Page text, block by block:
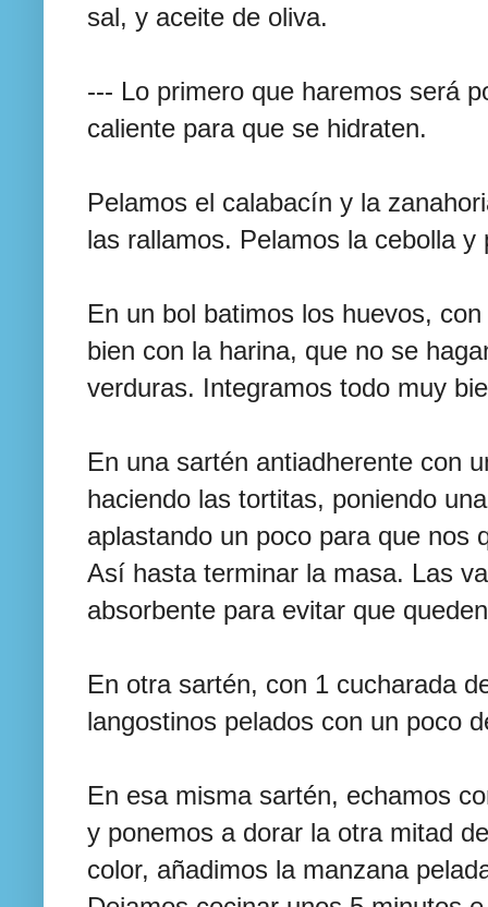
sal, y aceite de oliva.
--- Lo primero que haremos será
caliente para que se hidraten.
Pelamos el calabacín y la
las rallamos. Pelamos la cebolla y
En un bol batimos los huevos,
bien con la harina, que no se
verduras. Integramos todo muy
En una sartén antiadherente con
haciendo las tortitas, poniendo
aplastando un poco para que nos
Así hasta terminar la masa. Las
absorbente para evitar que
En otra sartén, con 1 cucharada
langostinos pelados con un poco
En esa misma sartén, echamos
y ponemos a dorar la otra mitad
color, añadimos la manzana